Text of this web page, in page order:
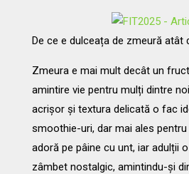
De ce e dulceața de zmeură atât
Zmeura e mai mult decât un
amintire vie pentru mulți dintre
acrișor și textura delicată o fac
smoothie-uri, dar mai ales
adoră pe pâine cu unt, iar adulții
zâmbet nostalgic, amintindu-și